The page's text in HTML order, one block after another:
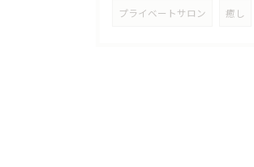
プライベートサロン 癒し